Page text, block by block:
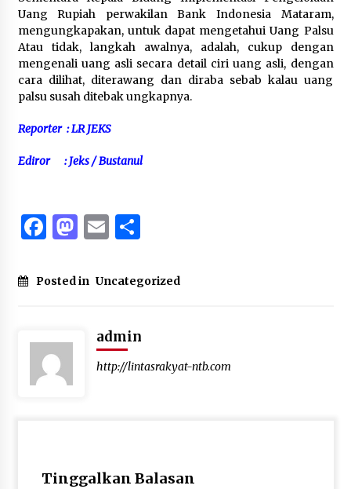
Uang Rupiah perwakilan Bank Indonesia Mataram,
mengungkapakan, untuk dapat mengetahui Uang Palsu
Atau tidak, langkah awalnya, adalah, cukup dengan
mengenali uang asli secara detail ciri uang asli, dengan
cara dilihat, diterawang dan diraba sebab kalau uang
palsu susah ditebak ungkapnya.
Reporter : LR JEKS
Ediror : Jeks / Bustanul
Facebook
Mastodon
EmailShare
Posted in Uncategorized
admin
http://lintasrakyat-ntb.com
Tinggalkan Balasan